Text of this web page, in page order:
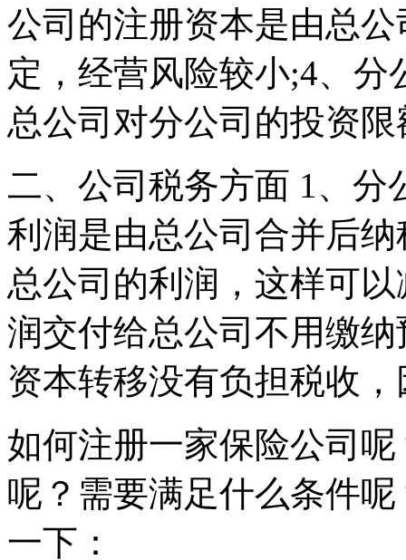
公司的注册资本是由总
定，经营风险较小;4、
总公司对分公司的投资
二、公司税务方面 1、
利润是由总公司合并后
总公司的利润，这样可
润交付给总公司不用缴
资本转移没有负担税收
如何注册一家保险公司
呢？需要满足什么条件
一下：